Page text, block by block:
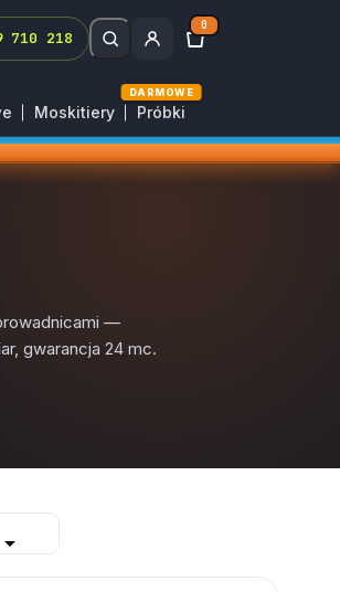
710 218
0
Moskitiery Próbki
DARMOWE
—
gwarancja 24 mc.
